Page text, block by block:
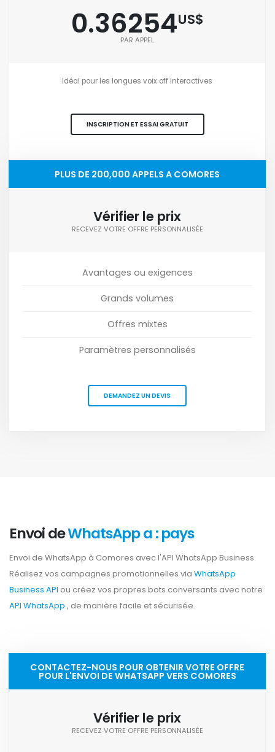
0.36254US$
PAR APPEL
Idéal pour les longues voix off interactives
INSCRIPTION ET ESSAI GRATUIT
PLUS DE 200,000 APPELS A COMORES
Vérifier le prix
RECEVEZ VOTRE OFFRE PERSONNALISÉE
Avantages ou exigences
Grands volumes
Offres mixtes
Paramètres personnalisés
DEMANDEZ UN DEVIS
Envoi deWhatsApp a : pays
Envoi de WhatsApp à Comores avec l'API WhatsApp Business.
Réalisez vos campagnes promotionnelles via WhatsApp
Business API ou créez vos propres bots conversants avec notre
API WhatsApp , de manière facile et sécurisée.
CONTACTEZ-NOUS POUR OBTENIR VOTRE OFFRE
POUR L'ENVOI DE WHATSAPP VERS COMORES
Vérifier le prix
RECEVEZ VOTRE OFFRE PERSONNALISÉE